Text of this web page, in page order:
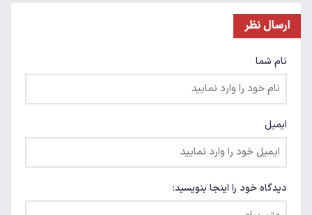
ارسال نظر
نام شما
ایمیل
دیدگاه خود را اینجا بنویسید: